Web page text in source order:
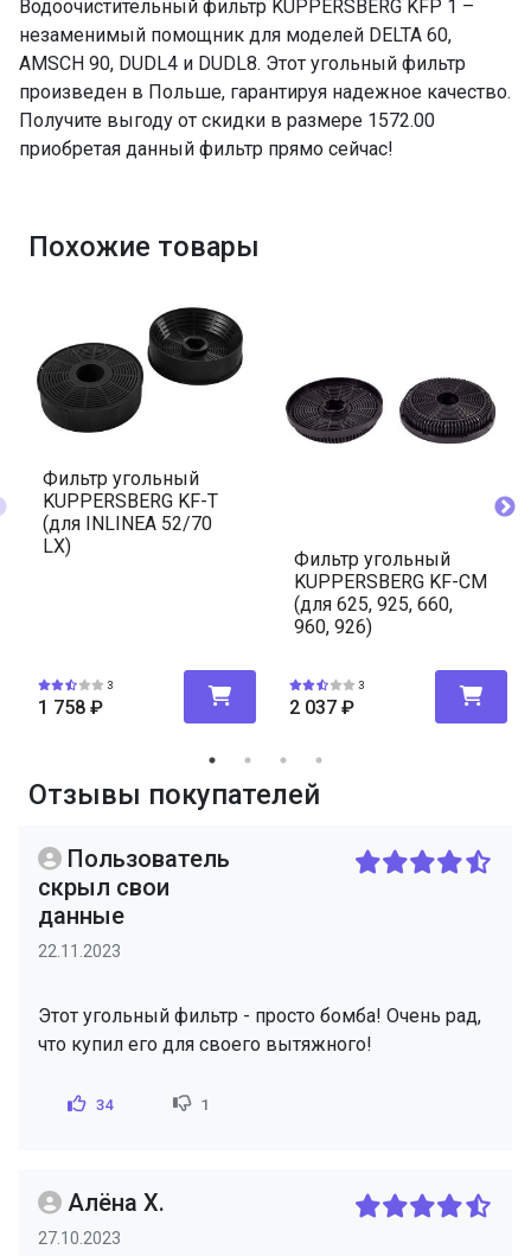
Водоочистительный фильтр KUPPERSBERG KFP 1 –
незаменимый помощник для моделей DELTA 60,
AMSCH 90, DUDL4 и DUDL8. Этот угольный фильтр
произведен в Польше, гарантируя надежное качество.
Получите выгоду от скидки в размере 1572.00
приобретая данный фильтр прямо сейчас!
Похожие товары
Фильтр угольный
KUPPERSBERG KF-T
(для INLINEA 52/70
LX)
3
1 758 ₽
Фильтр угольный
KUPPERSBERG KF-CM
(для 625, 925, 660,
960, 926)
3
2 037 ₽
Отзывы покупателей
Пользователь
скрыл свои
данные
22.11.2023
Этот угольный фильтр - просто бомба! Очень рад,
что купил его для своего вытяжного!
34 1
Алёна Х.
27.10.2023